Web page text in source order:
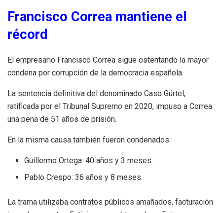
Francisco Correa mantiene el
récord
El empresario Francisco Correa sigue ostentando la mayor
condena por corrupción de la democracia española.
La sentencia definitiva del denominado Caso Gürtel,
ratificada por el Tribunal Supremo en 2020, impuso a Correa
una pena de 51 años de prisión.
En la misma causa también fueron condenados:
Guillermo Ortega: 40 años y 3 meses.
Pablo Crespo: 36 años y 8 meses.
La trama utilizaba contratos públicos amañados, facturación